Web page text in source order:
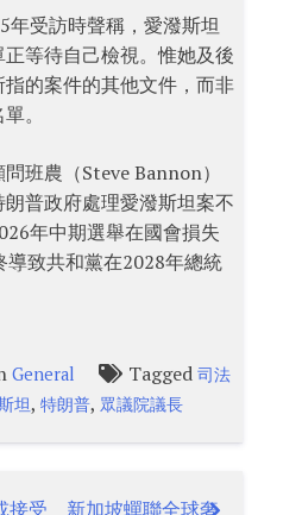
年受訪時聲稱，愛潑斯坦
等待自己檢視。惟她及後
的案件的其他文件，而非
。
班農（Steve Bannon）
普政府處理愛潑斯坦案不
年中期選舉在國會損失
導致共和黨在2028年總統
General Tagged 司法
坦,特朗普,眾議院議長
接受
新加坡蟬聯全球奢